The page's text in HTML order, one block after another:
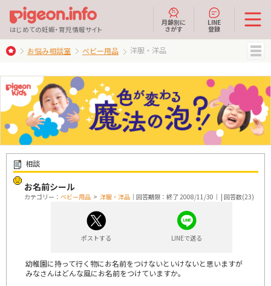
はじめての妊娠・育児情報サイト
月齢別に
さがす
LINE
登録
お悩み相談室 ベビー用品 洋服・洋品
相談
お名前シール
カテゴリー： ベビー用品 > 洋服・洋品 ｜回答期限：終了 2008/11/30｜ | 回答数(23)
ポストする LINEで送る
幼稚園に持って行く物にお名前をつけないといけないと思いますが
みなさんはどんな風にお名前をつけていますか。